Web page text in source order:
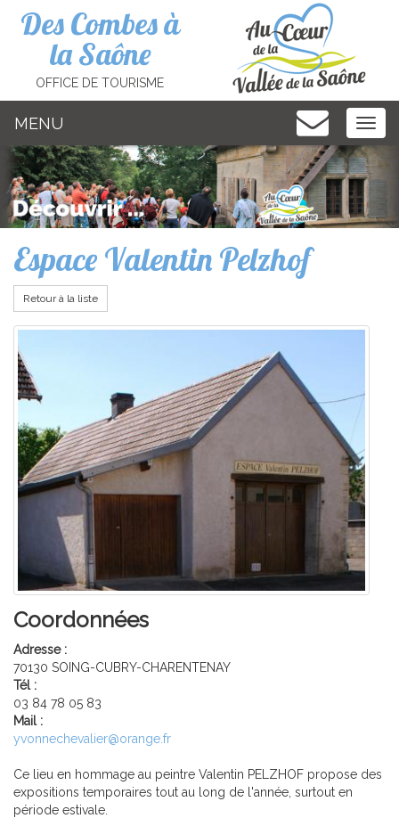
Des Combes à
la Saône
OFFICE DE TOURISME
MENU
Espace Valentin Pelzhof
Retour à la liste
Coordonnées
Adresse :
70130 SOING-CUBRY-CHARENTENAY
Tél :
03 84 78 05 83
Mail :
yvonnechevalier@orange.fr
Ce lieu en hommage au peintre Valentin PELZHOF propose des
expositions temporaires tout au long de l'année, surtout en
période estivale.